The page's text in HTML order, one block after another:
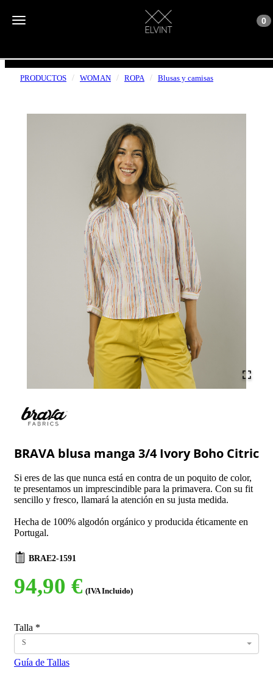
Toggle navigation Toggle
0
ENVÍOS GRATUITOS A PARTIR DE 50€
PRODUCTOS WOMAN ROPA Blusas y camisas
BRAVA blusa manga 3/4 Ivory Boho Citric
Si eres de las que nunca está en contra de un poquito de color,
te presentamos un imprescindible para la primavera. Con su fit
sencillo y fresco, llamará la atención en su justa medida.
Hecha de 100% algodón orgánico y producida éticamente en
Portugal.
BRAE2-1591
94,90 € (IVA Incluido)
Talla *
S
Guía de Tallas